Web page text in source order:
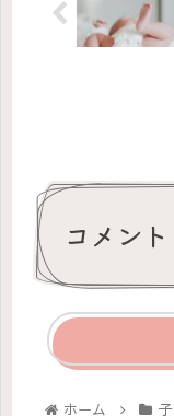
コメント
ホーム